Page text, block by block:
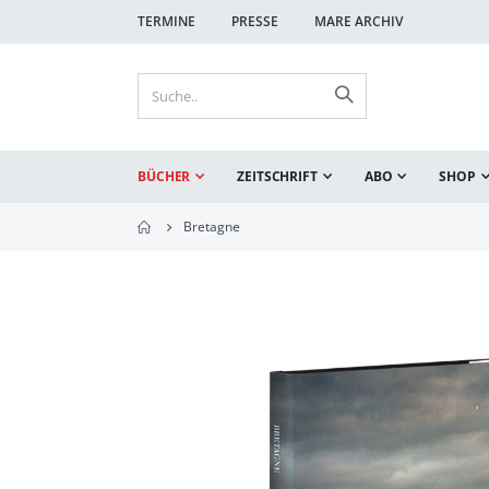
TERMINE PRESSE MARE ARCHIV
BÜCHER ZEITSCHRIFT ABO SHOP
Bretagne